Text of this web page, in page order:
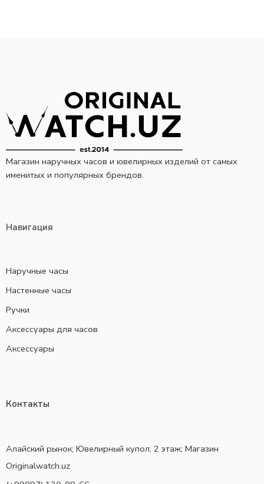
Магазин наручных часов и ювелирных изделий от самых
именитых и популярных брендов.
Навигация
Наручные часы
Настенные часы
Ручки
Аксессуары для часов
Аксессуары
Контакты
Алайский рынок; Ювелирный купол; 2 этаж; Магазин
Originalwatch.uz